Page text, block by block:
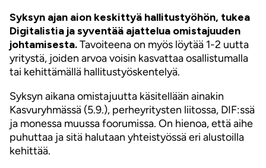
Syksyn ajan aion keskittyä hallitustyöhön, tukea
Digitalistia ja syventää ajattelua omistajuuden
johtamisesta.Tavoiteena on myös löytää 1-2 uutta
yritystä, joiden arvoa voisin kasvattaa osallistumalla
tai kehittämällä hallitustyöskentelyä.
Syksyn aikana omistajuutta käsitellään ainakin
Kasvuryhmässä (5.9.), perheyritysten liitossa, DIF:ssä
ja monessa muussa foorumissa. On hienoa, että aihe
puhuttaa ja sitä halutaan yhteistyössä eri alustoilla
kehittää.